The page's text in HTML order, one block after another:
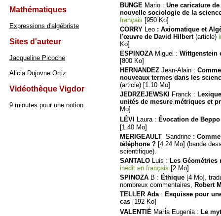
Mathématiques
Expressions d'algébriste
Sites d'auteur
Jacqueline Picoche
Alicia Dujovne Ortiz
Vidéothèque Vigdor
9 minutes pour une notion
BUNGE Mario : Une caricature
nouvelle sociologie de la
français [950 Ko]
CORRY Leo : Axiomatique et
l'œuvre de David Hilbert (article)
Ko]
ESPINOZA Miguel : Wittgenstein
[800 Ko]
HERNANDEZ Jean-Alain :
nouveaux termes dans les
(article) [1.10 Mo]
JEDRZEJEWSKI
Franck :
unités de mesure métriques et
Mo]
LÉVI
Laura : Évocation de
[1.40 Mo]
MERIGEAULT Sandrine :
téléphone ? [4.24 Mo] (bande
scientifique).
SANTALO Luis : Les
inédit en français [2 Mo]
SPINOZA B : Éthique [4 Mo],
nombreux commentaires, Robert
TELLER Ada: Esquisse pour
cas [192 Ko]
VALENTIÉ María Eugenia : Le